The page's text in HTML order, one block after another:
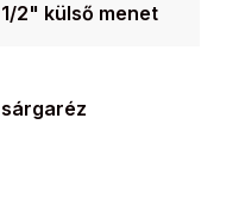
1/2" külső menet
sárgaréz